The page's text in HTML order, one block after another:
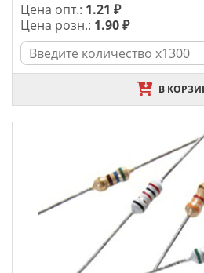
Цена опт.: 1.21 ₽
Цена розн.: 1.90 ₽
В